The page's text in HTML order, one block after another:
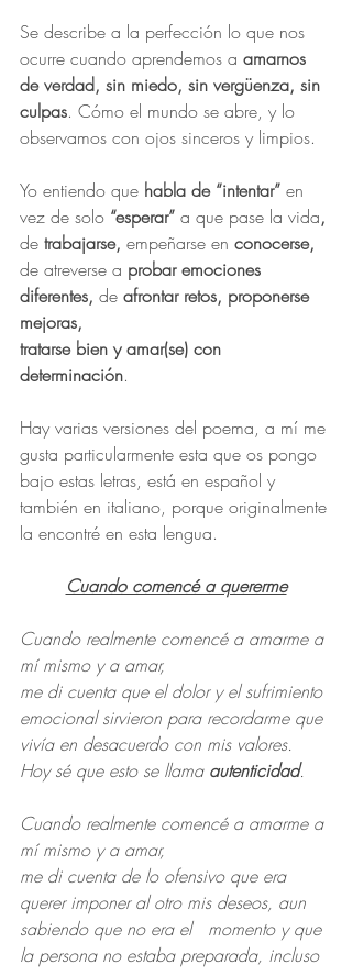
Se describe a la perfección lo que nos
ocurre cuando aprendemos a amarnos
de verdad, sin miedo, sin vergüenza, sin
culpas. Cómo el mundo se abre, y lo
observamos con ojos sinceros y limpios.
Yo entiendo que habla de “intentar” en
vez de solo “esperar” a que pase la vida,
de trabajarse, empeñarse en conocerse,
de atreverse a probar emociones
diferentes, de afrontar retos, proponerse
mejoras,
tratarse bien y amar(se) con
determinación.
Hay varias versiones del poema, a mí me
gusta particularmente esta que os pongo
bajo estas letras, está en español y
también en italiano, porque originalmente
la encontré en esta lengua.
Cuando comencé a quererme
Cuando realmente comencé a amarme a
mí mismo y a amar,
me di cuenta que el dolor y el sufrimiento
emocional sirvieron para recordarme que
vivía en desacuerdo con mis valores.
Hoy sé que esto se llama autenticidad.
Cuando realmente comencé a amarme a
mí mismo y a amar,
me di cuenta de lo ofensivo que era
querer imponer al otro mis deseos, aun
sabiendo que no era el   momento y que
la persona no estaba preparada, incluso